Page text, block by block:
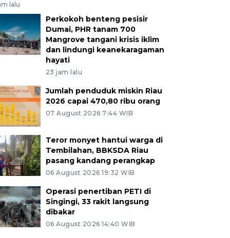
lalu
Perkokoh benteng pesisir
Dumai, PHR tanam 700
Mangrove tangani krisis iklim
dan lindungi keanekaragaman
hayati
23 jam lalu
Jumlah penduduk miskin Riau
2026 capai 470,80 ribu orang
07 August 2026 7:44 WIB
Teror monyet hantui warga di
Tembilahan, BBKSDA Riau
pasang kandang perangkap
06 August 2026 19:32 WIB
Operasi penertiban PETI di
Singingi, 33 rakit langsung
dibakar
06 August 2026 14:40 WIB